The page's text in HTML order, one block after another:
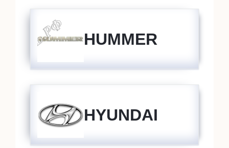
HUMMER
HYUNDAI